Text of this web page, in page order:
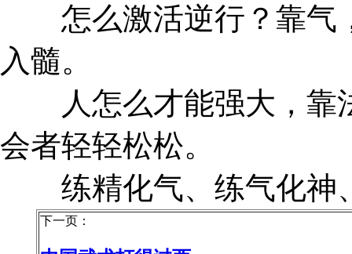
怎么激活逆行？靠气
入髓。
人怎么才能强大，靠
会者轻轻松松。
练精化气、练气化神
下一页：